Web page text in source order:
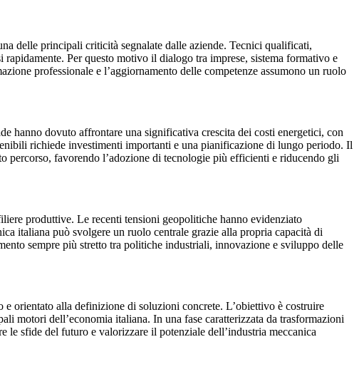
delle principali criticità segnalate dalle aziende. Tecnici qualificati,
Per questo motivo il dialogo tra imprese, sistema formativo e
professionale e l’aggiornamento delle competenze assumono un ruolo
hanno dovuto affrontare una significativa crescita dei costi energetici, con
richiede investimenti importanti e una pianificazione di lungo periodo. Il
percorso, favorendo l’adozione di tecnologie più efficienti e riducendo gli
produttive. Le recenti tensioni geopolitiche hanno evidenziato
italiana può svolgere un ruolo centrale grazie alla propria capacità di
sempre più stretto tra politiche industriali, innovazione e sviluppo delle
orientato alla definizione di soluzioni concrete. L’obiettivo è costruire
motori dell’economia italiana. In una fase caratterizzata da trasformazioni
le sfide del futuro e valorizzare il potenziale dell’industria meccanica